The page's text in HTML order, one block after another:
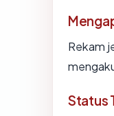
Rekam
Status